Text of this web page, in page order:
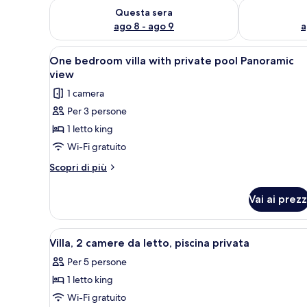
Questa sera
ago 8 - ago 9
Verifica la disponibilità per questa sera, ago 8 - ago 9
Verifica la
Apri
tutte
le
foto
per
One
bedroom
villa
pool
Panoramic
view
Una cucina moderna con
10
One bedroom villa with private pool Panoramic
view
1 camera
Per 3 persone
1 letto king
Wi-Fi gratuito
Scopri di più
Altri
bedroom
villa
with
pool
Panoramic
Vai ai
Apri
tutte
le
foto
per
Una camera d'hotel
8
Villa, 2 camere da letto, piscina privata
Per 5 persone
1 letto king
Wi-Fi gratuito